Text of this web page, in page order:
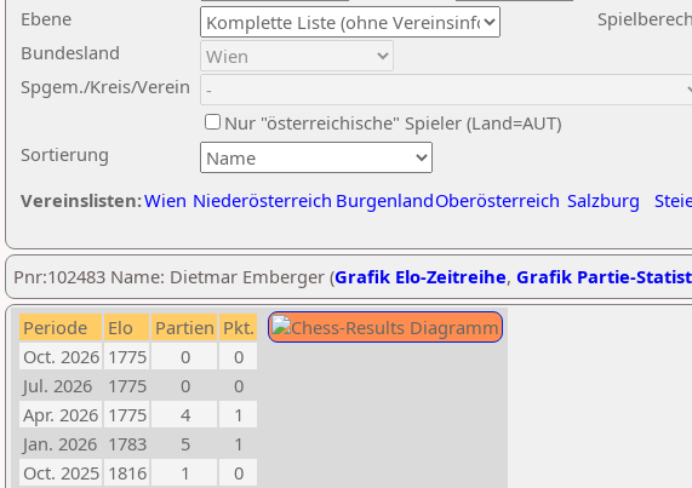
Ebene
Sortierung
Bundesland
Spgem./Kreis/Verein
Nur "österreichische" Spieler (Land=AUT)
Vereinslisten:Wien Niederösterreich BurgenlandOberösterreich Salzburg
Pnr:102483 Name: Dietmar Emberger (Grafik Elo-Zeitreihe, Grafik Partie-
Periode Elo Partien Pkt.
Oct. 2026 1775 0
0
Jul. 2026
1775 0
0
Apr. 2026 1775 4
1
Jan. 2026 1783 5
1
Oct. 2025 1816 1
0